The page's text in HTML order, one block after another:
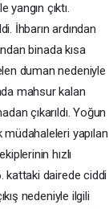
çıktı.
İhbarın ardından
binada kısa
duman nedeniyle
mahsur kalan
çıkarıldı. Yoğun
yapılan
hızlı
kattaki dairede ciddi
nedeniyle ilgili